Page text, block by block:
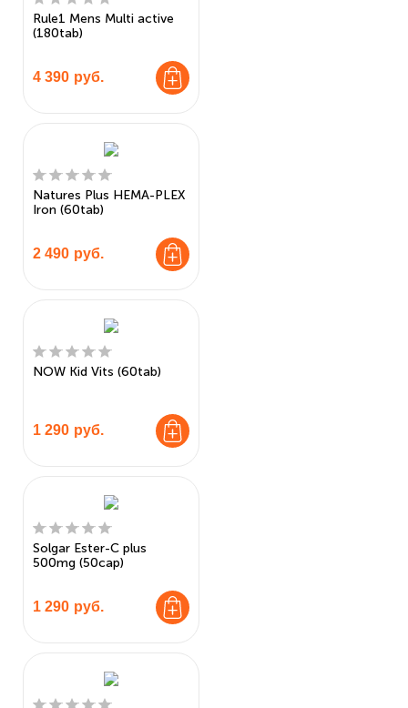
Rule1 Mens Multi active
(180tab)
4 390 руб.
Natures Plus HEMA-PLEX
Iron (60tab)
2 490 руб.
NOW Kid Vits (60tab)
1 290 руб.
Solgar Ester-C plus
500mg (50cap)
1 290 руб.